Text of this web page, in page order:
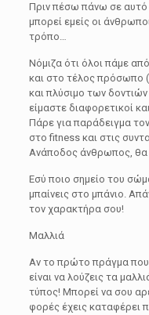
Πριν πέσω πάνω σε αυτό
μπορεί εμείς οι
τρόπο…
Νόμιζα ότι όλοι πάμε
και στο τέλος πρόσωπο
και πλύσιμο των
είμαστε διαφορετικοί
Πάρε για παράδειγμα
στο fitness και στις
Ανάποδος άνθρωπος, θα
Εσύ ποιο σημείο του
μπαίνεις στο μπάνιο.
τον χαρακτήρα σου!
Μαλλιά
Αν το πρώτο πράγμα που
είναι να λούζεις τα
τύπος! Μπορεί να σου
φορές έχεις καταφέρει